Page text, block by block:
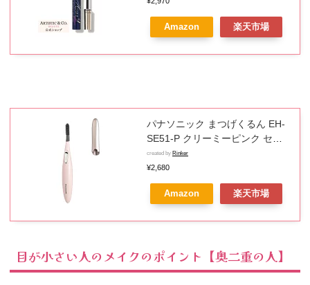
バー まつげ ふさふさ 長く まつ
育 カール キープ 重ね塗り 美容
Amazon 楽天市場
パナソニック まつげくるん EH-
SE51-P クリーミーピンク セパ
レートコーム ★毛先まで1本1本
広げて伸ばす。華やかセパレー
トまつげに。
created by Rinker
¥2,680
Amazon 楽天市場
目が小さい人のメイクのポイント【奥二重の人】